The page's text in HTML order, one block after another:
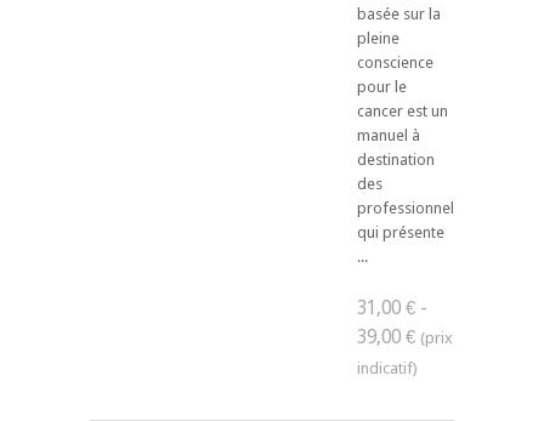
basée sur la
pleine
conscience
pour le
cancer est un
manuel à
destination
des
professionnels
qui présente
...
31,00 € -
39,00 €